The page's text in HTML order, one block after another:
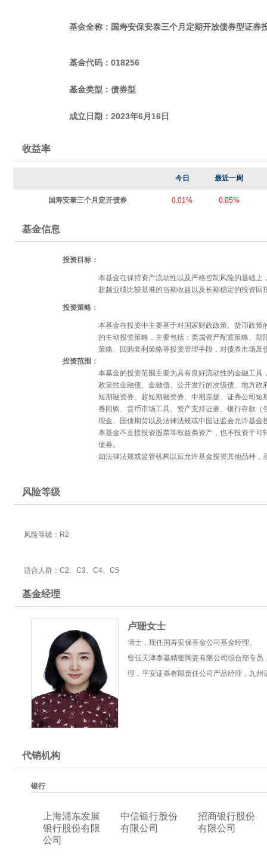
基金全称：国寿安保安泰三个月定期开放债券型证券
基金代码：018256
基金类型：债券型
成立日期：2023年6月16日
收益率
今日 最近一周
国寿安泰三个月定开债券 0.01% 0.05%
基金信息
投资目标：
本基金在保持资产流动性以及严格控制风险的基础
超越业绩比较基准的当期收益以及长期稳定的投资回
投资策略：
本基金在投资中主要基于对国家财政政策、货币政
的主动投资策略，主要包括：类属资产配置策略、
策略、回购套利策略等投资管理手段，对债券市场
投资范围：
本基金的投资范围主要为具有良好流动性的金融工
政策性金融债、金融债、公开发行的次级债、地方
短期融资券、超短期融资券、中期票据、证券公司
券回购、货币市场工具、资产支持证券、银行存款
现金、国债期货以及法律法规或中国证监会允许基
本基金不直接投资股票等权益类资产，也不投资于
债券。
如法律法规或监管机构以后允许基金投资其他品种
风险等级
风险等级：R2
适合人群：C2、C3、C4、C5
基金经理
卢珊女士
博士，现任国寿安保基金公司基金经理。
曾任天津泰基精密陶瓷有限公司综合部专
理，平安证券有限责任公司产品经理，九州
代销机构
银行
上海浦东发展
银行股份有限
公司
中信银行股份
有限公司
招商银行股份
有限公司